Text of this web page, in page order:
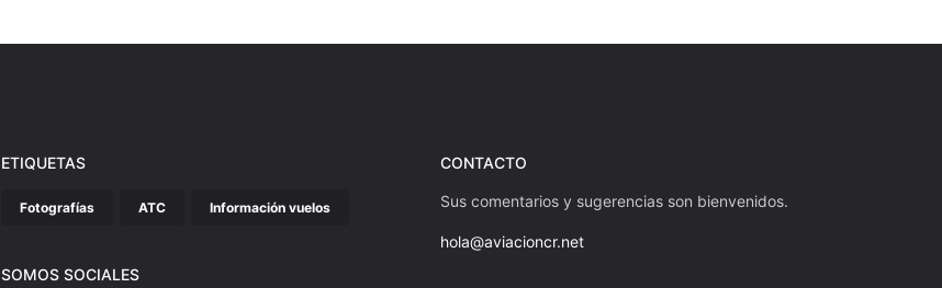
ETIQUETAS
Fotografías ATC Información vuelos
SOMOS SOCIALES
CONTACTO
Sus comentarios y sugerencias son bienvenidos.
hola@aviacioncr.net